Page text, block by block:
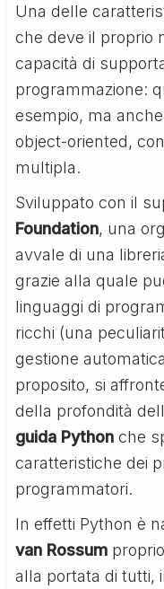
Una delle
che deve il proprio
capacità di
programmazione:
esempio, ma
object-oriented,
multipla.
Sviluppato con il
Foundation, una
avvale di una
grazie alla quale
linguaggi di
ricchi (una
gestione
proposito, si
della profondità
guida Python che
caratteristiche dei
programmatori.
In effetti Python è
van Rossum
alla portata di tutti,